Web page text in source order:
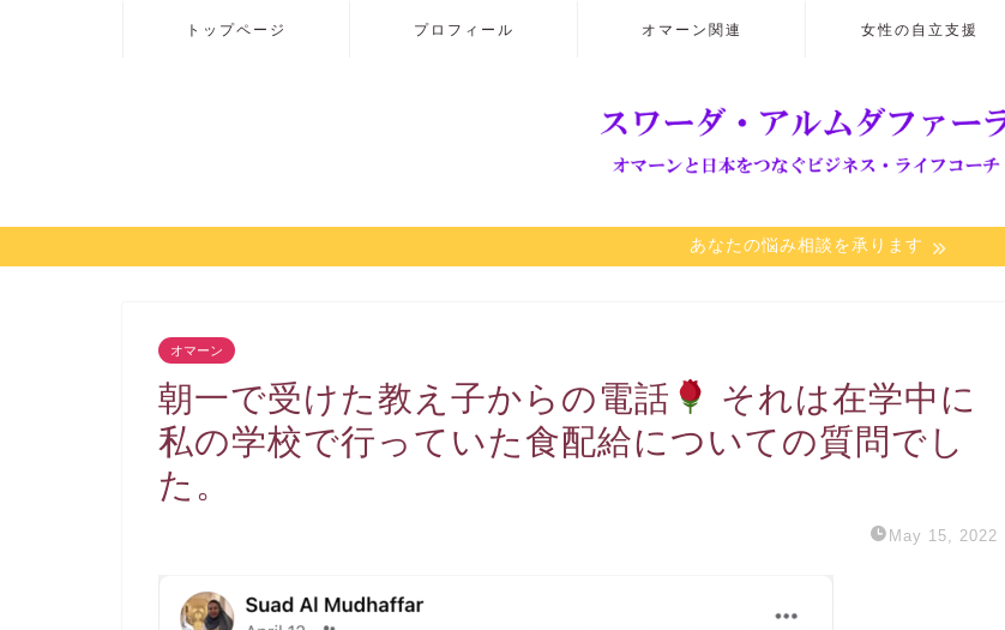
トップページ プロフィール オマーン関連 女性の自立支援
あなたの悩み相談を承ります
オマーン
朝一で受けた教え子からの電話
それは在学中に
私の学校で行っていた食配給についての質問でし
た。
May 15, 2022